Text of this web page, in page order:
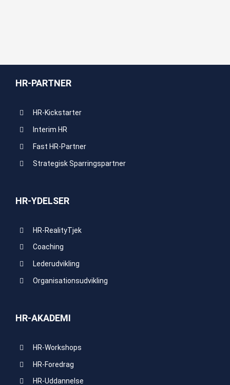
HR-PARTNER
HR-Kickstarter
Interim HR
Fast HR-Partner
Strategisk Sparringspartner
HR-YDELSER
HR-RealityTjek
Coaching
Lederudvikling
Organisationsudvikling
HR-AKADEMI
HR-Workshops
HR-Foredrag
HR-Uddannelse